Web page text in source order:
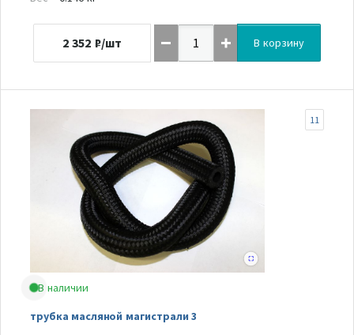
2 352 ₽/шт В корзину
В наличии
трубка масляной магистрали 3
11